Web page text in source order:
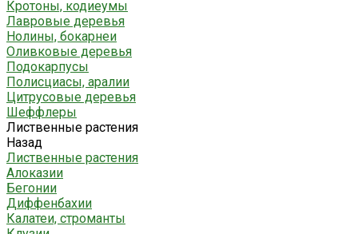
Кротоны, кодиеумы
Лавровые деревья
Нолины, бокарнеи
Оливковые деревья
Подокарпусы
Полисциасы, аралии
Цитрусовые деревья
Шеффлеры
Лиственные растения
Назад
Лиственные растения
Алоказии
Бегонии
Диффенбахии
Калатеи, строманты